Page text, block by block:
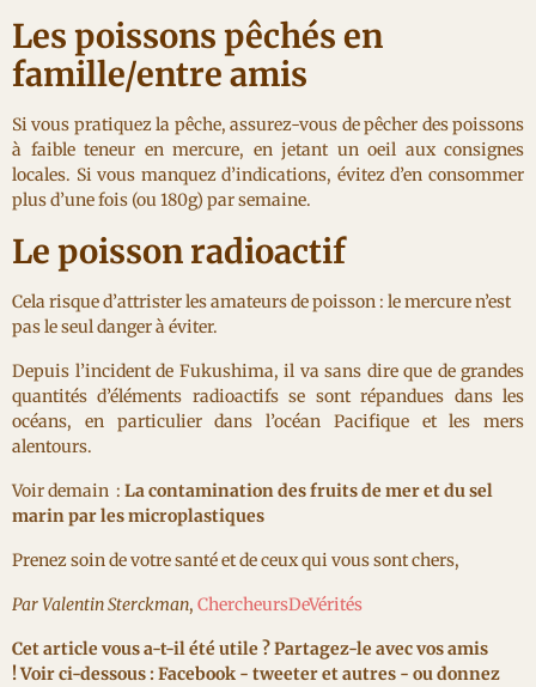
Les poissons pêchés en
famille/entre amis
Si vous pratiquez la pêche, assurez-vous de pêcher des poissons
à faible teneur en mercure, en jetant un oeil aux consignes
locales. Si vous manquez d’indications, évitez d’en consommer
plus d’une fois (ou 180g) par semaine.
Le poisson radioactif
Cela risque d’attrister les amateurs de poisson : le mercure n’est
pas le seul danger à éviter.
Depuis l’incident de Fukushima, il va sans dire que de grandes
quantités d’éléments radioactifs se sont répandues dans les
océans, en particulier dans l’océan Pacifique et les mers
alentours.
Voir demain : La contamination des fruits de mer et du sel
marin par les microplastiques
Prenez soin de votre santé et de ceux qui vous sont chers,
Par Valentin Sterckman, ChercheursDeVérités
Cet article vous a-t-il été utile ? Partagez-le avec vos amis
! Voir ci-dessous : Facebook - tweeter et autres - ou donnez